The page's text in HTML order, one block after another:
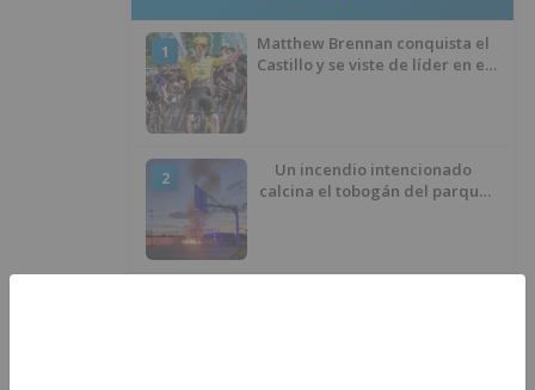
1
Matthew Brennan conquista el
Castillo y se viste de líder en el
2
Un incendio intencionado
calcina el tobogán del parque